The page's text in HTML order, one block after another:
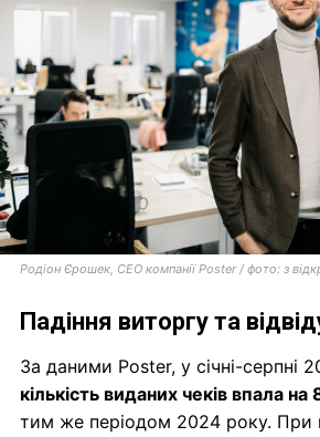
Родіон Єрошек, CEO компанії Poster / фото: з
Падіння виторгу та
За даними Poster, у січні-серпні
кількість виданих чеків впала на
тим же періодом 2024 року. При